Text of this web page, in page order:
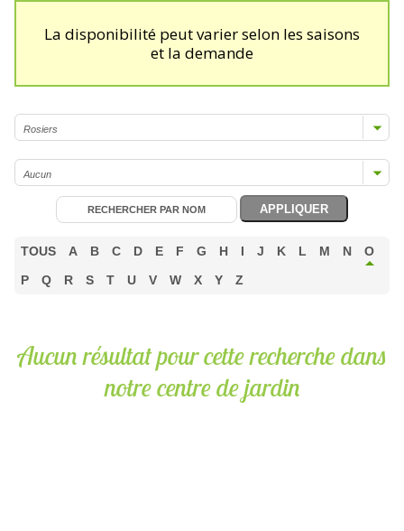
La disponibilité peut varier selon les saisons
et la demande
TOUS A B C D E F G H I J K L M N
O
P
Q R S T U V W X Y Z
Aucun résultat pour cette recherche dans
notre centre de jardin